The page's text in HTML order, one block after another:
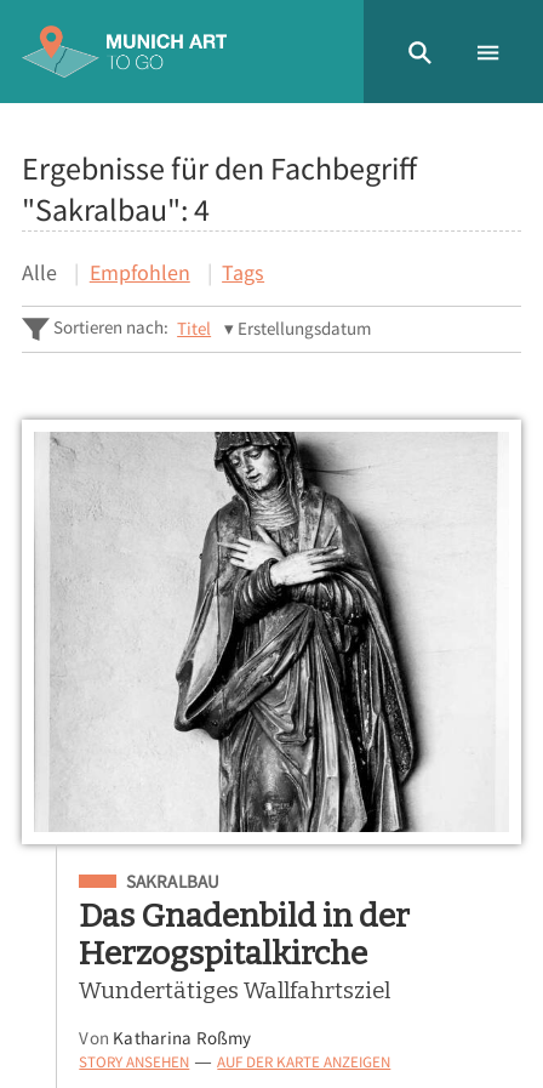
Ergebnisse für den Fachbegriff
"Sakralbau":4
Alle Empfohlen Tags
Sortieren nach: Titel Erstellungsdatum
Eingeordnet unter
SAKRALBAU
Das Gnadenbild in der
Herzogspitalkirche
Wundertätiges Wallfahrtsziel
Von Katharina Roßmy
STORY ANSEHEN — AUF DER KARTE ANZEIGEN